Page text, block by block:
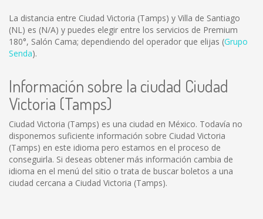
La distancia entre Ciudad Victoria (Tamps) y Villa de Santiago
(NL) es (N/A) y puedes elegir entre los servicios de Premium
180°, Salón Cama; dependiendo del operador que elijas (Grupo
Senda).
Información sobre la ciudad Ciudad
Victoria (Tamps)
Ciudad Victoria (Tamps) es una ciudad en México. Todavía no
disponemos suficiente información sobre Ciudad Victoria
(Tamps) en este idioma pero estamos en el proceso de
conseguirla. Si deseas obtener más información cambia de
idioma en el menú del sitio o trata de buscar boletos a una
ciudad cercana a Ciudad Victoria (Tamps).